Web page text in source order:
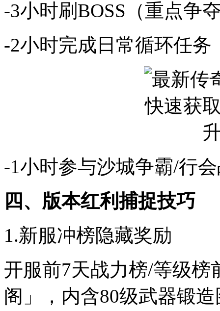
-3小时刷BOSS（重点争
-2小时完成日常循环任
-1小时参与沙城争霸/行
四、版本红利捕捉技巧
1.新服冲榜隐藏奖励
开服前7天战力榜/等级
阁」，内含80级武器锻